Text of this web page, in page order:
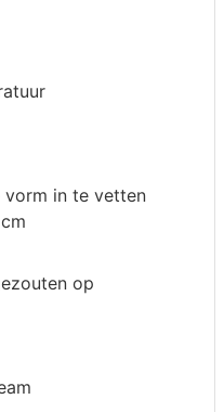
in te vetten
op